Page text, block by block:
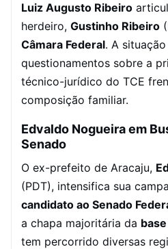
Luiz Augusto Ribeiro
herdeiro, Gustinho Ribeiro
Câmara Federal. A
questionamentos sobre a
técnico-jurídico do TCE
composição familiar.
Edvaldo Nogueira em
Senado
O ex-prefeito de Aracaju,
(PDT), intensifica sua
candidato ao Senado
a chapa majoritária da
tem percorrido diversas